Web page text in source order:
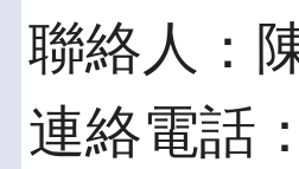
聯絡人：
連絡電話